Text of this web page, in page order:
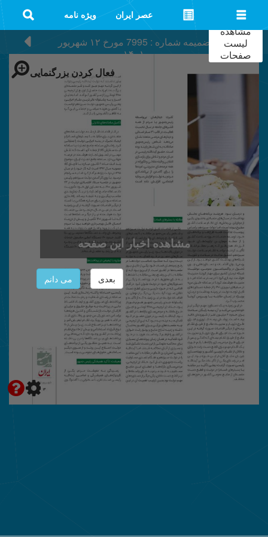
عصر ایران ویژه نامه
ضمیمه شماره : 7995 مورخ
۱۲ شهریور
۱۴۰۱
فعال کردن بزرگنمایی
مشاهده اخبار این صفحه
مشاهده
لیست
صفحات
بعدی می دانم